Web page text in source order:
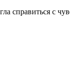
справиться с